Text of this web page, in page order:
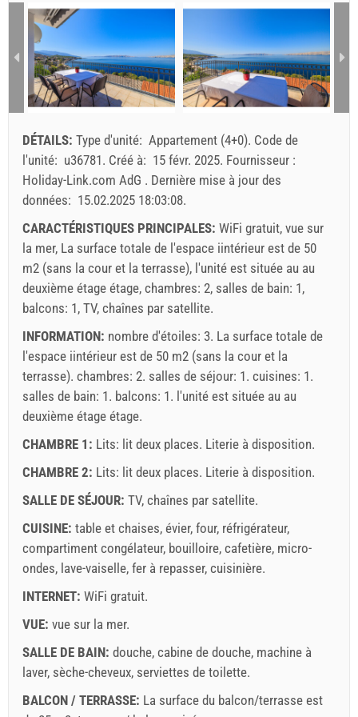
Nombre minimum de nuits
5
3
arrivée
Toute journée Toute journée
personnes
Offres:
Holiday-Link paie : 3 oct. 2025 - 31 déc. 2026 / - 10 %
Obligatoire:Inscriptions des clients (01.07. - 31.08): 10
EUR (once - par_person), Inscriptions des clients (01.01 -
30.06. / 01.09. - 31.12.): 5 EUR (once - par_person)
2
3
4 5 6 7 8
9
10
11 12 13 14 15
16
17
18 19 20 21 22
23
31
Termes et conditions du fournisseur
Réservez et attendez la confirmation
Si vous ne souhaitez pas réserver immédiatement et que
vous avez d'autres questions, veuillez les remplir et
cliquer sur "Envoyez une demande".
DÉTAILS: Type d'unité: Appartement (4+0). Code de
l'unité: u36781. Créé à: 15 févr. 2025. Fournisseur :
Holiday-Link.com AdG . Dernière mise à jour des
données: 15.02.2025 18:03:08.
CARACTÉRISTIQUES PRINCIPALES: WiFi gratuit, vue sur
la mer, La surface totale de l'espace iintérieur est de 50
m2 (sans la cour et la terrasse), l'unité est située au au
deuxième étage étage, chambres: 2, salles de bain: 1,
balcons: 1, TV, chaînes par satellite.
INFORMATION: nombre d'étoiles: 3. La surface totale de
l'espace iintérieur est de 50 m2 (sans la cour et la
terrasse). chambres: 2. salles de séjour: 1. cuisines: 1.
salles de bain: 1. balcons: 1. l'unité est située au au
deuxième étage étage.
CHAMBRE 1: Lits: lit deux places. Literie à disposition.
CHAMBRE 2: Lits: lit deux places. Literie à disposition.
SALLE DE SÉJOUR: TV, chaînes par satellite.
CUISINE: table et chaises, évier, four, réfrigérateur,
compartiment congélateur, bouilloire, cafetière, micro-
ondes, lave-vaiselle, fer à repasser, cuisinière.
INTERNET: WiFi gratuit.
VUE: vue sur la mer.
SALLE DE BAIN: douche, cabine de douche, machine à
laver, sèche-cheveux, serviettes de toilette.
BALCON / TERRASSE: La surface du balcon/terrasse est